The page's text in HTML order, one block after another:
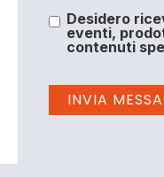
Desidero
eventi,
contenuti